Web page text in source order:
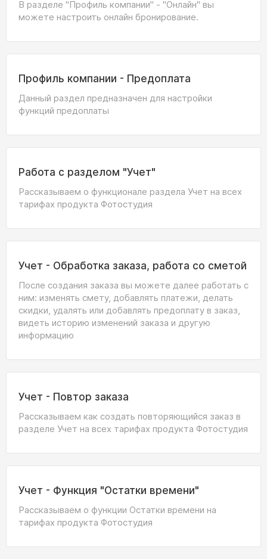
В разделе "Профиль компании" - "Онлайн" вы
можете настроить онлайн бронирование.
Профиль компании - Предоплата
Данный раздел предназначен для настройки
функций предоплаты
Работа с разделом "Учет"
Рассказываем о функционале раздела Учет на всех
тарифах продукта Фотостудия
Учет - Обработка заказа, работа со сметой
После создания заказа вы можете далее работать с
ним: изменять смету, добавлять платежи, делать
скидки, удалять или добавлять предоплату в заказ,
видеть историю изменений заказа и другую
информацию
Учет - Повтор заказа
Рассказываем как создать повторяющийся заказ в
разделе Учет на всех тарифах продукта Фотостудия
Учет - Функция "Остатки времени"
Рассказываем о функции Остатки времени на
тарифах продукта Фотостудия